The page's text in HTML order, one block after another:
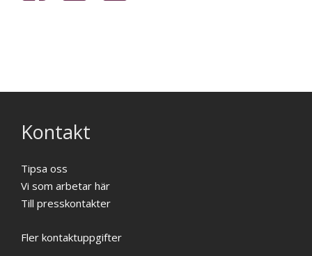
Kontakt
Tipsa oss
Vi som arbetar här
Till presskontakter
Fler kontaktuppgifter